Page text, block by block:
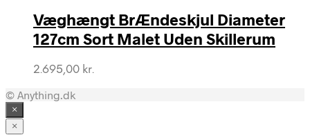
Væghængt BrÆndeskjul Diameter
127cm Sort Malet Uden Skillerum
2.695,00 kr.
© Anything.dk
×
×